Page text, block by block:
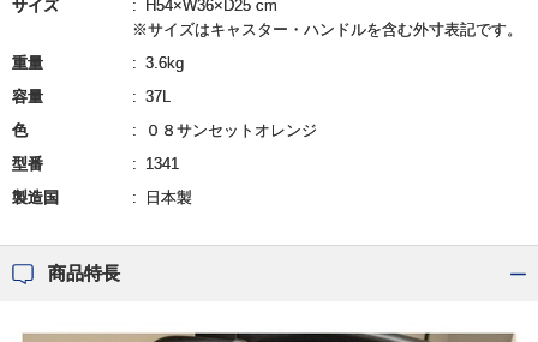
サイズ
H54×W36×D25 cm
※サイズはキャスター・ハンドルを含む外寸表記です。
重量
3.6kg
容量
37L
色
０８サンセットオレンジ
型番
1341
製造国
日本製
商品特長